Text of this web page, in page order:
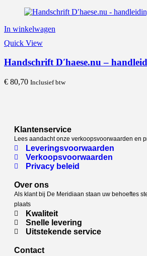
In winkelwagen
Quick View
Handschrift D′haese.nu –
€ 80,70 Inclusief btw
Klantenservice
Lees aandacht onze verkoopsvoorwaarden en
Leveringsvoorwaarden
Verkoopsvoorwaarden
Privacy beleid
Over ons
Als klant bij De Meridiaan staan uw behoeftes
plaats
Kwaliteit
Snelle levering
Uitstekende service
Contact